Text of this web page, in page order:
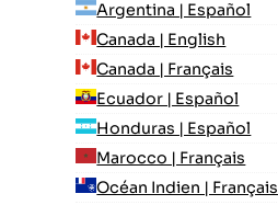
Argentina | Español
Canada | English
Canada | Français
Ecuador | Español
Honduras | Español
Marocco | Français
Océan Indien | Français